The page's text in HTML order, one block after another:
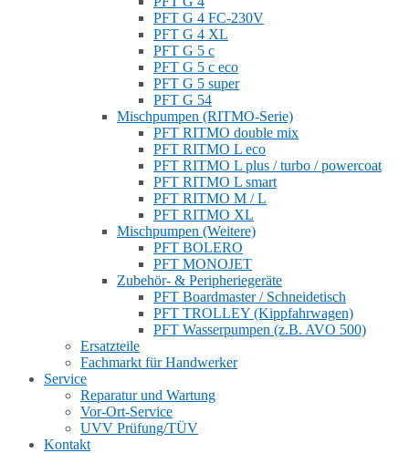
PFT G 4 FC-230V
PFT G 4 XL
PFT G 5 c
PFT G 5 c eco
PFT G 5 super
PFT G 54
Mischpumpen (RITMO-Serie)
PFT RITMO double mix
PFT RITMO L eco
PFT RITMO L plus / turbo / powercoat
PFT RITMO L smart
PFT RITMO M / L
PFT RITMO XL
Mischpumpen (Weitere)
PFT BOLERO
PFT MONOJET
Zubehör- & Peripheriegeräte
PFT Boardmaster / Schneidetisch
PFT TROLLEY (Kippfahrwagen)
PFT Wasserpumpen (z.B. AVO 500)
Ersatzteile
Fachmarkt für Handwerker
Service
Reparatur und Wartung
Vor-Ort-Service
UVV Prüfung/TÜV
Kontakt